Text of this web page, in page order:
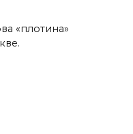
«плотина»